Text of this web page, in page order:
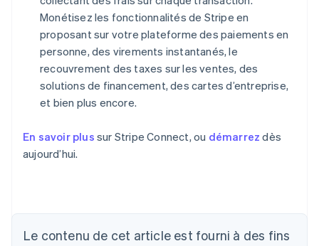
Monétisez les fonctionnalités de Stripe en
proposant sur votre plateforme des paiements en
personne, des virements instantanés, le
recouvrement des taxes sur les ventes, des
solutions de financement, des cartes d’entreprise,
et bien plus encore.
En savoir plus sur Stripe Connect, ou démarrez dès
aujourd’hui.
Le contenu de cet article est fourni à des fins
DeutschEnglish